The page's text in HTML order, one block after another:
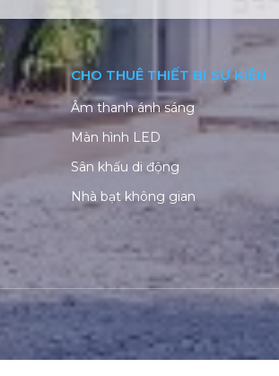
CHO THUÊ THIẾT BỊ SỰ KIỆN
Âm thanh ánh sáng
Màn hình LED
Sân khấu di động
Nhà bạt không gian